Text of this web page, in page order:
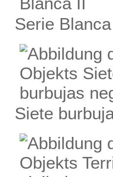
Serie
Siete